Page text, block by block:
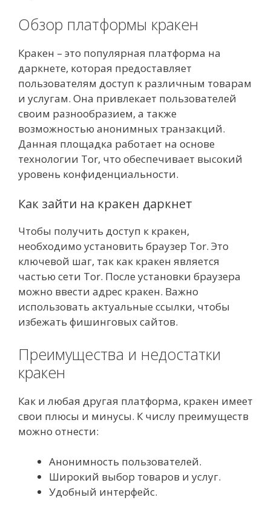
Обзор платформы кракен
Кракен – это популярная платформа на
даркнете, которая предоставляет
пользователям доступ к различным товарам
и услугам. Она привлекает пользователей
своим разнообразием, а также
возможностью анонимных транзакций.
Данная площадка работает на основе
технологии Tor, что обеспечивает высокий
уровень конфиденциальности.
Как зайти на кракен даркнет
Чтобы получить доступ к кракен,
необходимо установить браузер Tor. Это
ключевой шаг, так как кракен является
частью сети Tor. После установки браузера
можно ввести адрес кракен. Важно
использовать актуальные ссылки, чтобы
избежать фишинговых сайтов.
Преимущества и недостатки
кракен
Как и любая другая платформа, кракен имеет
свои плюсы и минусы. К числу преимуществ
можно отнести:
Анонимность пользователей.
Широкий выбор товаров и услуг.
Удобный интерфейс.